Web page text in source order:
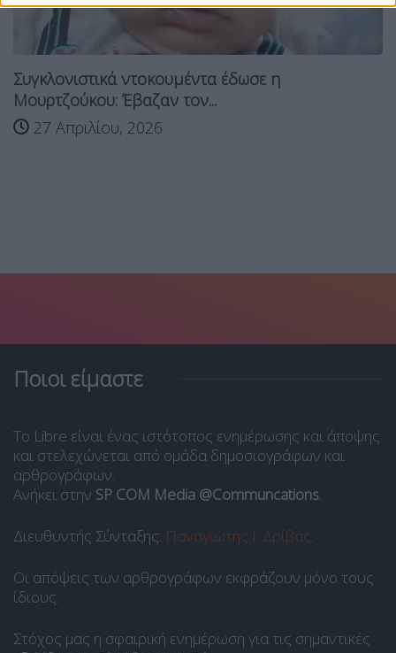
ντοκουμέντα έδωσε η
Έβαζαν τον...
2026
Ποιοι είμαστε
Το Libre είναι ένας ιστότοπος ενημέρωσης και άποψης
και στελεχώνεται από ομάδα δημοσιογράφων και
αρθρογράφων.
Ανήκει στην SP COM Media @Communcations.
Διευθυντής Σύνταξης: Παναγιώτης Ι. Δρίβας.
Οι απόψεις των αρθρογράφων εκφράζουν μόνο τους
ίδιους.
Στόχος μας η σφαιρική ενημέρωση για τις σημαντικές